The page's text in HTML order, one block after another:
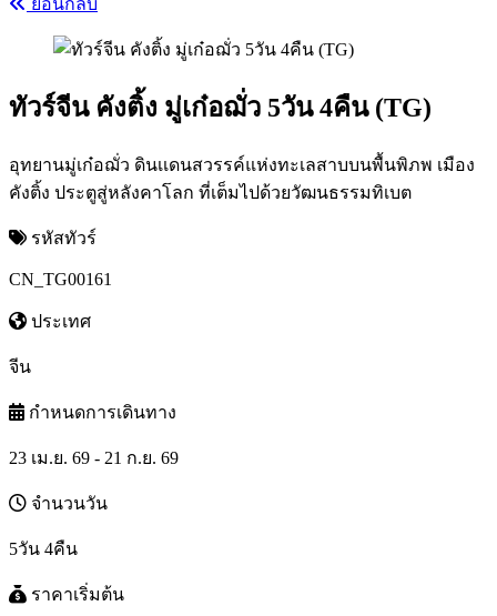
ย้อนกลับ
ทัวร์จีน คังติ้ง มู่เก๋อฌั่ว 5วัน 4คืน (TG)
อุทยานมู่เก๋อฌั่ว ดินเเดนสวรรค์แห่งทะเลสาบบนพื้นพิภพ เมือง
คังติ้ง ประตูสู่หลังคาโลก ที่เต็มไปด้วยวัฒนธรรมทิเบต
รหัสทัวร์
CN_TG00161
ประเทศ
จีน
กำหนดการเดินทาง
23 เม.ย. 69 - 21 ก.ย. 69
จำนวนวัน
5วัน 4คืน
ราคาเริ่มต้น